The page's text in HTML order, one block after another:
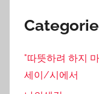
"따뜻하려 하지
세이/시에서